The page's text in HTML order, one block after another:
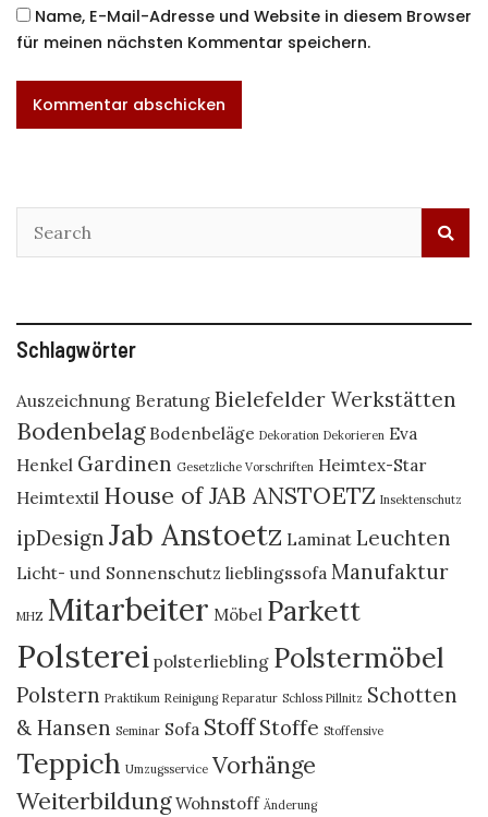
Name, E-Mail-Adresse und Website in diesem Browser
für meinen nächsten Kommentar speichern.
Schlagwörter
Auszeichnung Beratung Bielefelder Werkstätten
Bodenbelag Bodenbeläge Dekoration Dekorieren Eva
Henkel Gardinen Gesetzliche Vorschriften Heimtex-Star
Heimtextil House of JAB ANSTOETZ Insektenschutz
ipDesign Jab Anstoetz Laminat Leuchten
Licht- und Sonnenschutz lieblingssofa Manufaktur
MHZ Mitarbeiter Möbel Parkett
Polsterei polsterliebling Polstermöbel
Polstern Praktikum Reinigung Reparatur Schloss Pillnitz Schotten
& Hansen Seminar Sofa Stoff Stoffe Stoffensive
Teppich Umzugsservice Vorhänge
Weiterbildung Wohnstoff Änderung